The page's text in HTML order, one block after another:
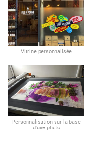
Vitrine personnalisée
Personnalisation sur la base
d'une photo